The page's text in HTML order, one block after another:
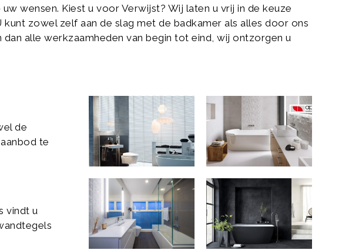
wensen. Kiest u voor Verwijst? Wij laten u vrij in de keuze
kunt zowel zelf aan de slag met de badkamer als alles door ons
alle werkzaamheden van begin tot eind, wij ontzorgen u
de
te
vindt u
Monolith-
v4-
1024x828
Aparici-
xl-
City-
Desk-
Minneapolis-
02-
5d881034-
Verwijst-